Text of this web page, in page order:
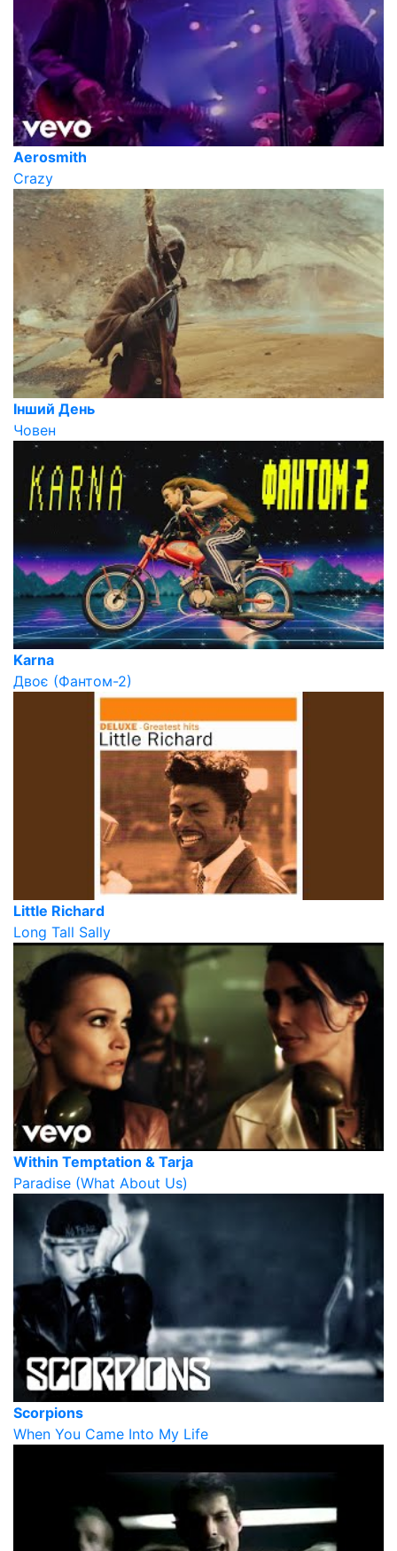
Aerosmith
Crazy
Інший День
Човен
Karna
Двоє (Фантом-2)
Little Richard
Long Tall Sally
Within Temptation & Tarja
Paradise (What About Us)
Scorpions
When You Came Into My Life